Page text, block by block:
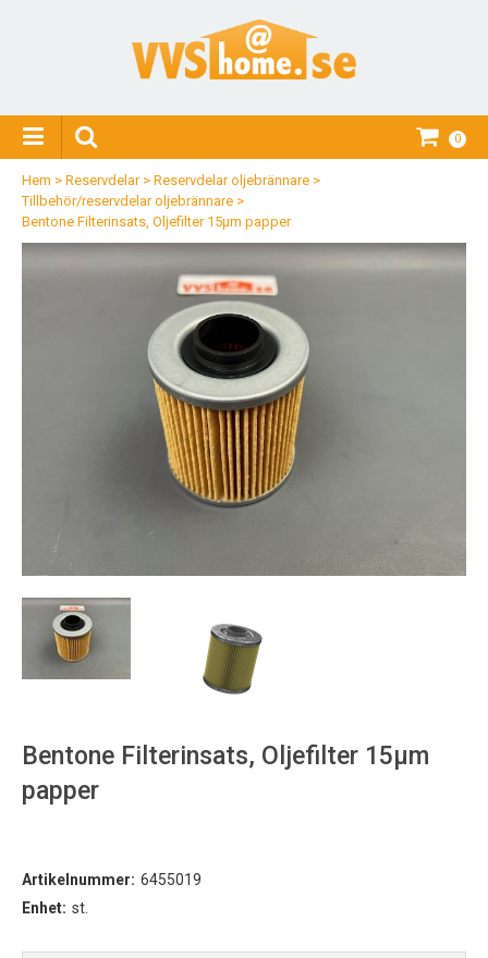
0
Hem > Reservdelar> Reservdelar oljebrännare >
Tillbehör/reservdelar oljebrännare >
Bentone Filterinsats, Oljefilter 15µm papper
Bentone Filterinsats, Oljefilter 15µm
papper
Artikelnummer: 6455019
Enhet: st.